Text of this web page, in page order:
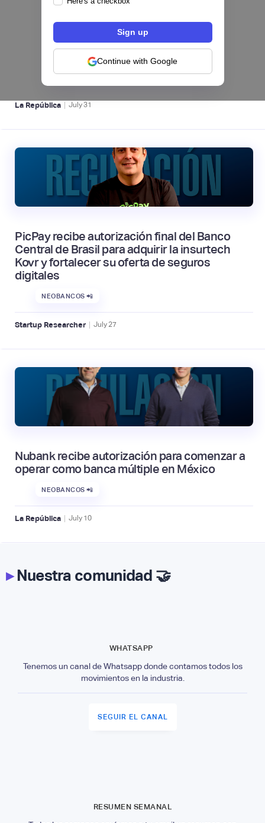
Continue with Google
Nequi iniciará operaciones como compañía
de financiamiento en Colombia desde el 1 de
NEOBANCOS 📲
La República | July31
PicPay recibe autorización final del Banco
Central de Brasil para adquirir la insurtech
Kovr y fortalecer su oferta de seguros
digitales
NEOBANCOS 📲
Startup Researcher | July27
Nubank recibe autorización para comenzar a
operar como banca múltiple en México
NEOBANCOS 📲
La República | July 10
▸Nuestra comunidad 🤝
WHATSAPP
Tenemos un canal de Whatsapp donde contamos todos los
movimientos en la industria.
SEGUIR EL CANAL
RESUMEN SEMANAL